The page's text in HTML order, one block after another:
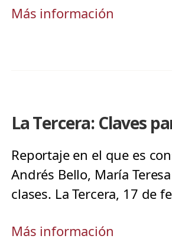
Más información
La Tercera: Claves
Reportaje en el que es
Andrés Bello, María
clases. La Tercera, 17 de
Más información